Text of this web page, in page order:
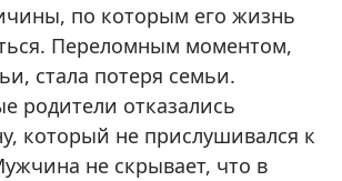
по которым его жизнь
Переломным моментом,
стала потеря семьи.
родители отказались
который не прислушивался к
не скрывает, что в